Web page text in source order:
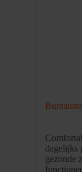
dagelijks
gezonde